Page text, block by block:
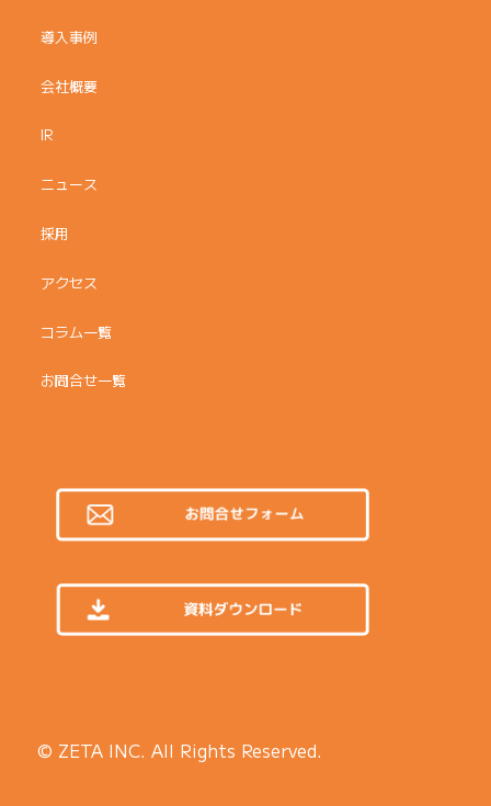
導入事例
会社概要
IR
ニュース
採用
アクセス
コラム一覧
お問合せ一覧
© ZETA INC. All Rights Reserved.